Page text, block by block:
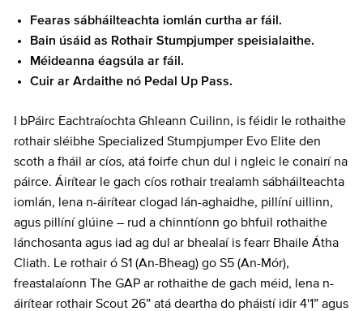
Fearas sábháilteachta iomlán curtha ar fáil.
Bain úsáid as Rothair Stumpjumper speisialaithe.
Méideanna éagsúla ar fáil.
Cuir ar Ardaithe nó Pedal Up Pass.
I bPáirc Eachtraíochta Ghleann Cuilinn, is féidir le rothaithe
rothair sléibhe Specialized Stumpjumper Evo Elite den
scoth a fháil ar cíos, atá foirfe chun dul i ngleic le conairí na
páirce. Áirítear le gach cíos rothair trealamh sábháilteachta
iomlán, lena n-áirítear clogad lán-aghaidhe, pillíní uillinn,
agus pillíní glúine – rud a chinntíonn go bhfuil rothaithe
lánchosanta agus iad ag dul ar bhealaí is fearr Bhaile Átha
Cliath. Le rothair ó S1 (An-Bheag) go S5 (An-Mór),
freastalaíonn The GAP ar rothaithe de gach méid, lena n-
áirítear rothair Scout 26” atá deartha do pháistí idir 4'1” agus